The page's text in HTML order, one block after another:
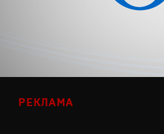
РЕКЛАМА